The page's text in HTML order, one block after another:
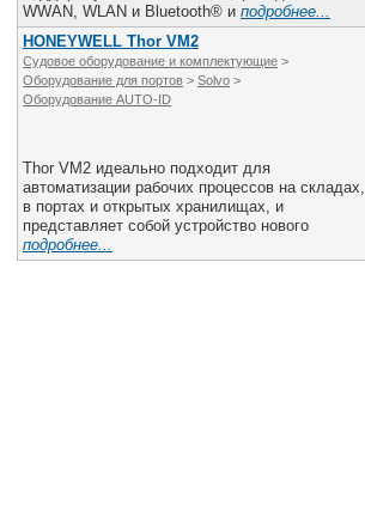
WWAN, WLAN и Bluetooth® и подробнее...
HONEYWELL Thor VM2
Судовое оборудование и комплектующие >
Оборудование для портов > Solvo >
Оборудование AUTO-ID
Thor VM2 идеально подходит для
автоматизации рабочих процессов на складах,
в портах и открытых хранилищах, и
представляет собой устройство нового
подробнее...